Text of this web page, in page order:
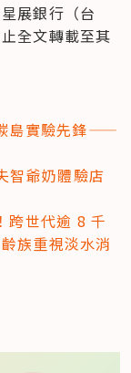
展銀行（台
全文轉載至其
島實驗先鋒——
智爺奶體驗店
跨世代逾 8 千
族重視淡水消